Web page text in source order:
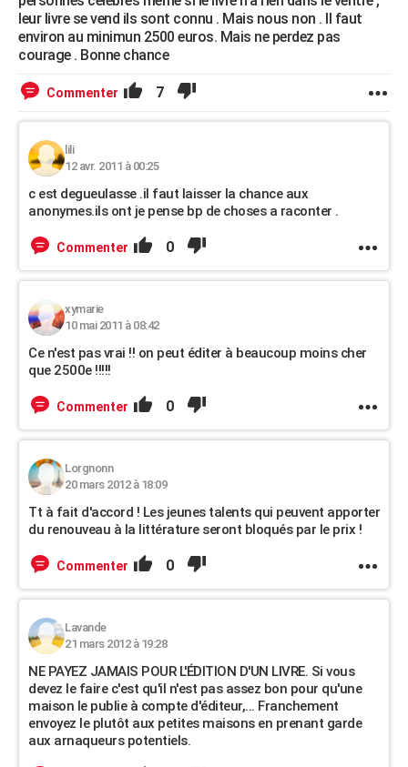
leur livre se vend ils sont connu . Mais nous non . Il faut
environ au minimun 2500 euros. Mais ne perdez pas
courage . Bonne chance
Commenter 7
lili
12 avr. 2011 à 00:25
c est degueulasse .il faut laisser la chance aux
anonymes.ils ont je pense bp de choses a raconter .
Commenter 0
xymarie
10 mai 2011 à 08:42
Ce n'est pas vrai !! on peut éditer à beaucoup moins cher
que 2500e !!!!!
Commenter 0
Lorgnonn
20 mars 2012 à 18:09
Tt à fait d'accord ! Les jeunes talents qui peuvent apporter
du renouveau à la littérature seront bloqués par le prix !
Commenter 0
Lavande
21 mars 2012 à 19:28
NE PAYEZ JAMAIS POUR L'ÉDITION D'UN LIVRE. Si vous
devez le faire c'est qu'il n'est pas assez bon pour qu'une
maison le publie à compte d'éditeur,... Franchement
envoyez le plutôt aux petites maisons en prenant garde
aux arnaqueurs potentiels.